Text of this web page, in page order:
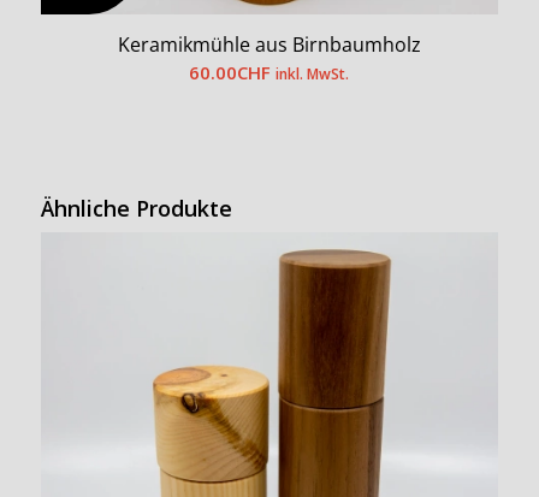
Keramikmühle aus Birnbaumholz
60.00CHF inkl. MwSt.
Ähnliche Produkte